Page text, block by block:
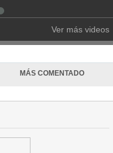
Ver más videos
MÁS COMENTADO